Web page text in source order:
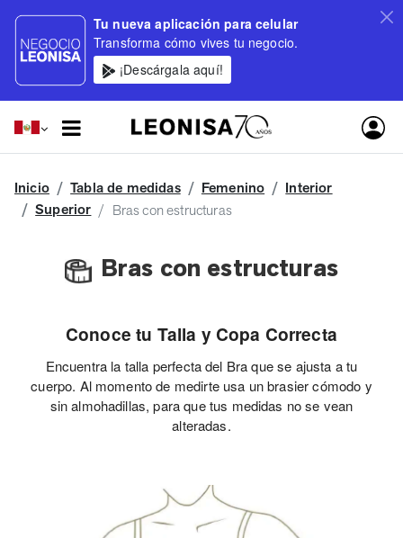
Tu nueva aplicación para celular
Transforma cómo vives tu negocio.
¡Descárgala aquí!
Inicio Tabla de medidas Femenino
Interior
Superior
Bras con estructuras
Bras con estructuras
Conoce tu Talla y Copa Correcta
Encuentra la talla perfecta del Bra que se ajusta a tu
cuerpo. Al momento de medirte usa un brasier cómodo y
sin almohadillas, para que tus medidas no se vean
alteradas.